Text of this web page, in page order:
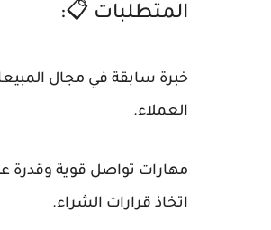
المتطلبات 📋:
خبرة سابقة في مجال
العملاء.
مهارات تواصل قوية وقدرة
اتخاذ قرارات الشراء.